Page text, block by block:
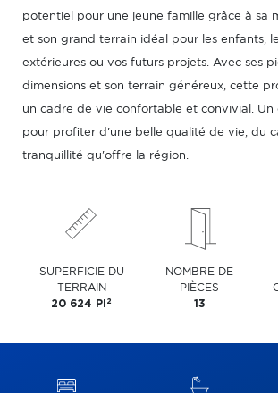
potentiel pour une jeune famille grâce à sa
et son grand terrain idéal pour les enfants,
extérieures ou vos futurs projets. Avec ses
dimensions et son terrain généreux, cette
un cadre de vie confortable et convivial.
pour profiter d'une belle qualité de vie, du
tranquillité qu'offre la région.
SUPERFICIE DU
TERRAIN
20 624 PI 2
NOMBRE DE
PIÈCES
13